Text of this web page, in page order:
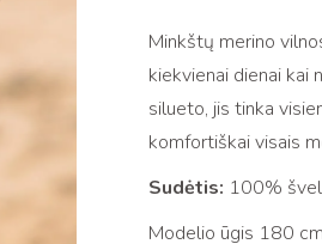
dryžių
merino
vilnos
megztinis
COMO
Minkštų merino
kiekvienai dienai kai
silueto, jis tinka
komfortiškai visais
Sudėtis: 100%
Modelio ūgis 180